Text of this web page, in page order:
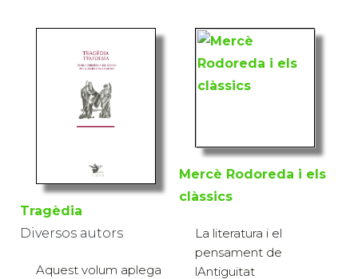
Tragèdia
Diversos autors
Aquest volum aplega
Mercè Rodoreda i els
clàssics
La literatura i el
pensament de
lAntiguitat